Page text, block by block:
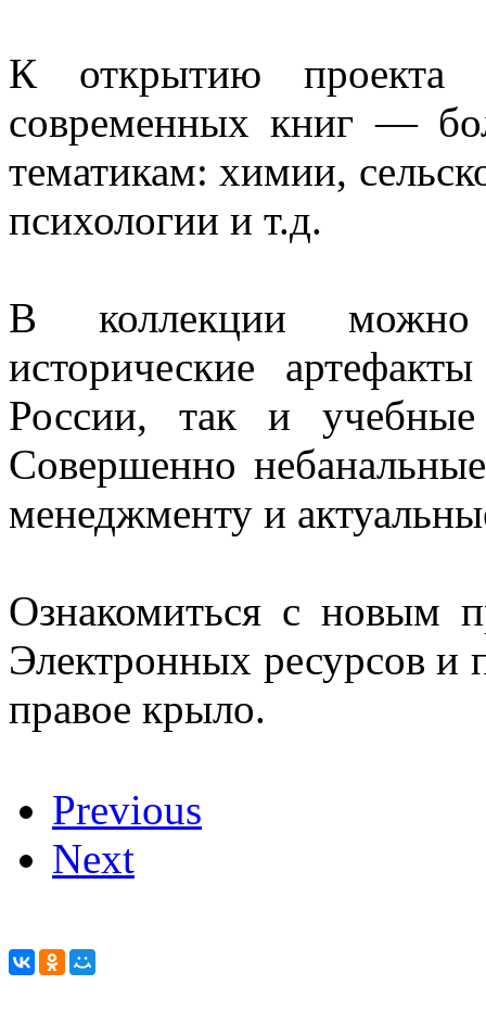
К открытию проекта
современных книг —
тематикам: химии,
психологии и т.д.
В коллекции
исторические
России, так и
Совершенно
менеджменту и
Ознакомиться с новым
Электронных ресурсов и
правое крыло.
Previous
Next